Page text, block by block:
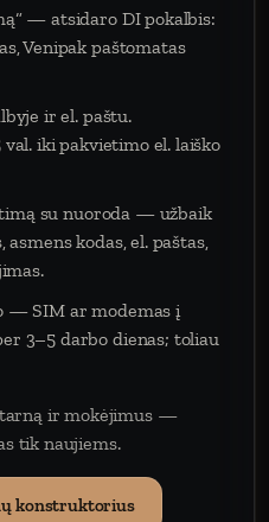
— atsidaro DI pokalbis:
Venipak paštomatas
ir el. paštu.
iki pakvietimo el. laiško
su nuoroda — užbaik
kodas, el. paštas,
— SIM ar modemas į
3–5 darbo dienas; toliau
ir mokėjimus —
tik naujiems.
konstruktorius